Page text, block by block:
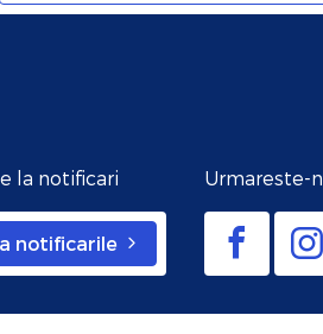
la notificari
notificarile
Urmareste-